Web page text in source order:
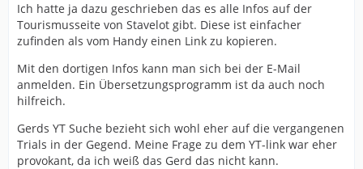
Ich hatte ja dazu geschrieben das es alle Infos auf der
Tourismusseite von Stavelot gibt. Diese ist einfacher
zufinden als vom Handy einen Link zu kopieren.
Mit den dortigen Infos kann man sich bei der E-Mail
anmelden. Ein Übersetzungsprogramm ist da auch noch
hilfreich.
Gerds YT Suche bezieht sich wohl eher auf die vergangenen
Trials in der Gegend. Meine Frage zu dem YT-link war eher
provokant, da ich weiß das Gerd das nicht kann.